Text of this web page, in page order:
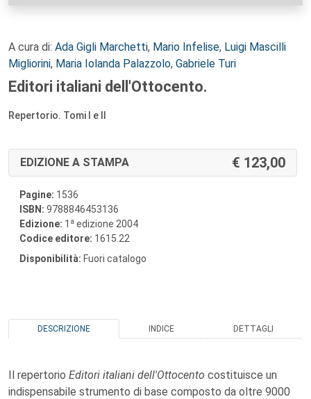
A cura di: Ada Gigli Marchetti, Mario Infelise, Luigi Mascilli
Migliorini, Maria Iolanda Palazzolo, Gabriele Turi
Editori italiani dell'Ottocento.
Repertorio. Tomi I e II
EDIZIONE A STAMPA 123,00
Pagine: 1536
ISBN: 9788846453136
Edizione: 1 a edizione 2004
Codice editore: 1615.22
Disponibilità: Fuori catalogo
DESCRIZIONE INDICE DETTAGLI
Il repertorio Editori italiani dell'Ottocento costituisce un
indispensabile strumento di base composto da oltre 9000